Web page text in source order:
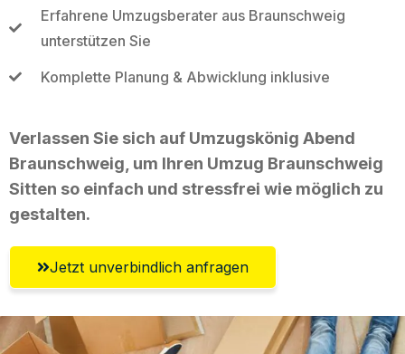
Erfahrene Umzugsberater aus Braunschweig
unterstützen Sie
Komplette Planung & Abwicklung inklusive
Verlassen Sie sich auf Umzugskönig Abend
Braunschweig, um Ihren Umzug Braunschweig
Sitten so einfach und stressfrei wie möglich zu
gestalten.
Jetzt unverbindlich anfragen